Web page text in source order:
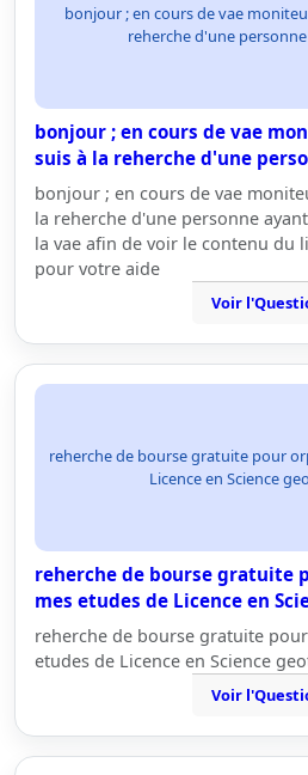
bonjour ; en cours de vae
reherche d'une
bonjour ; en cours de vae
suis à la reherche d'une
bonjour ; en cours de vae
la reherche d'une personne
la vae afin de voir le contenu du
pour votre aide
Voir
reherche de bourse gratuite pour
Licence en Science
reherche de bourse gratuite
mes etudes de Licence en
reherche de bourse gratuite
etudes de Licence en Science
Voir